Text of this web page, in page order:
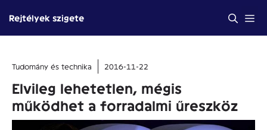
tartalomba
Rejtélyek szigete
Tudomány és technika 2016-11-22
Elvileg lehetetlen, mégis
működhet a forradalmi űreszköz